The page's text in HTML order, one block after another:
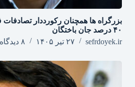
بزرگراه‌ ها همچنان رکورددار تصادفات
۴۰ درصد جان‌ باختگان
sefrdoyek.ir
۲۷ تیر ۱۴۰۵ ۸ دیدگاه